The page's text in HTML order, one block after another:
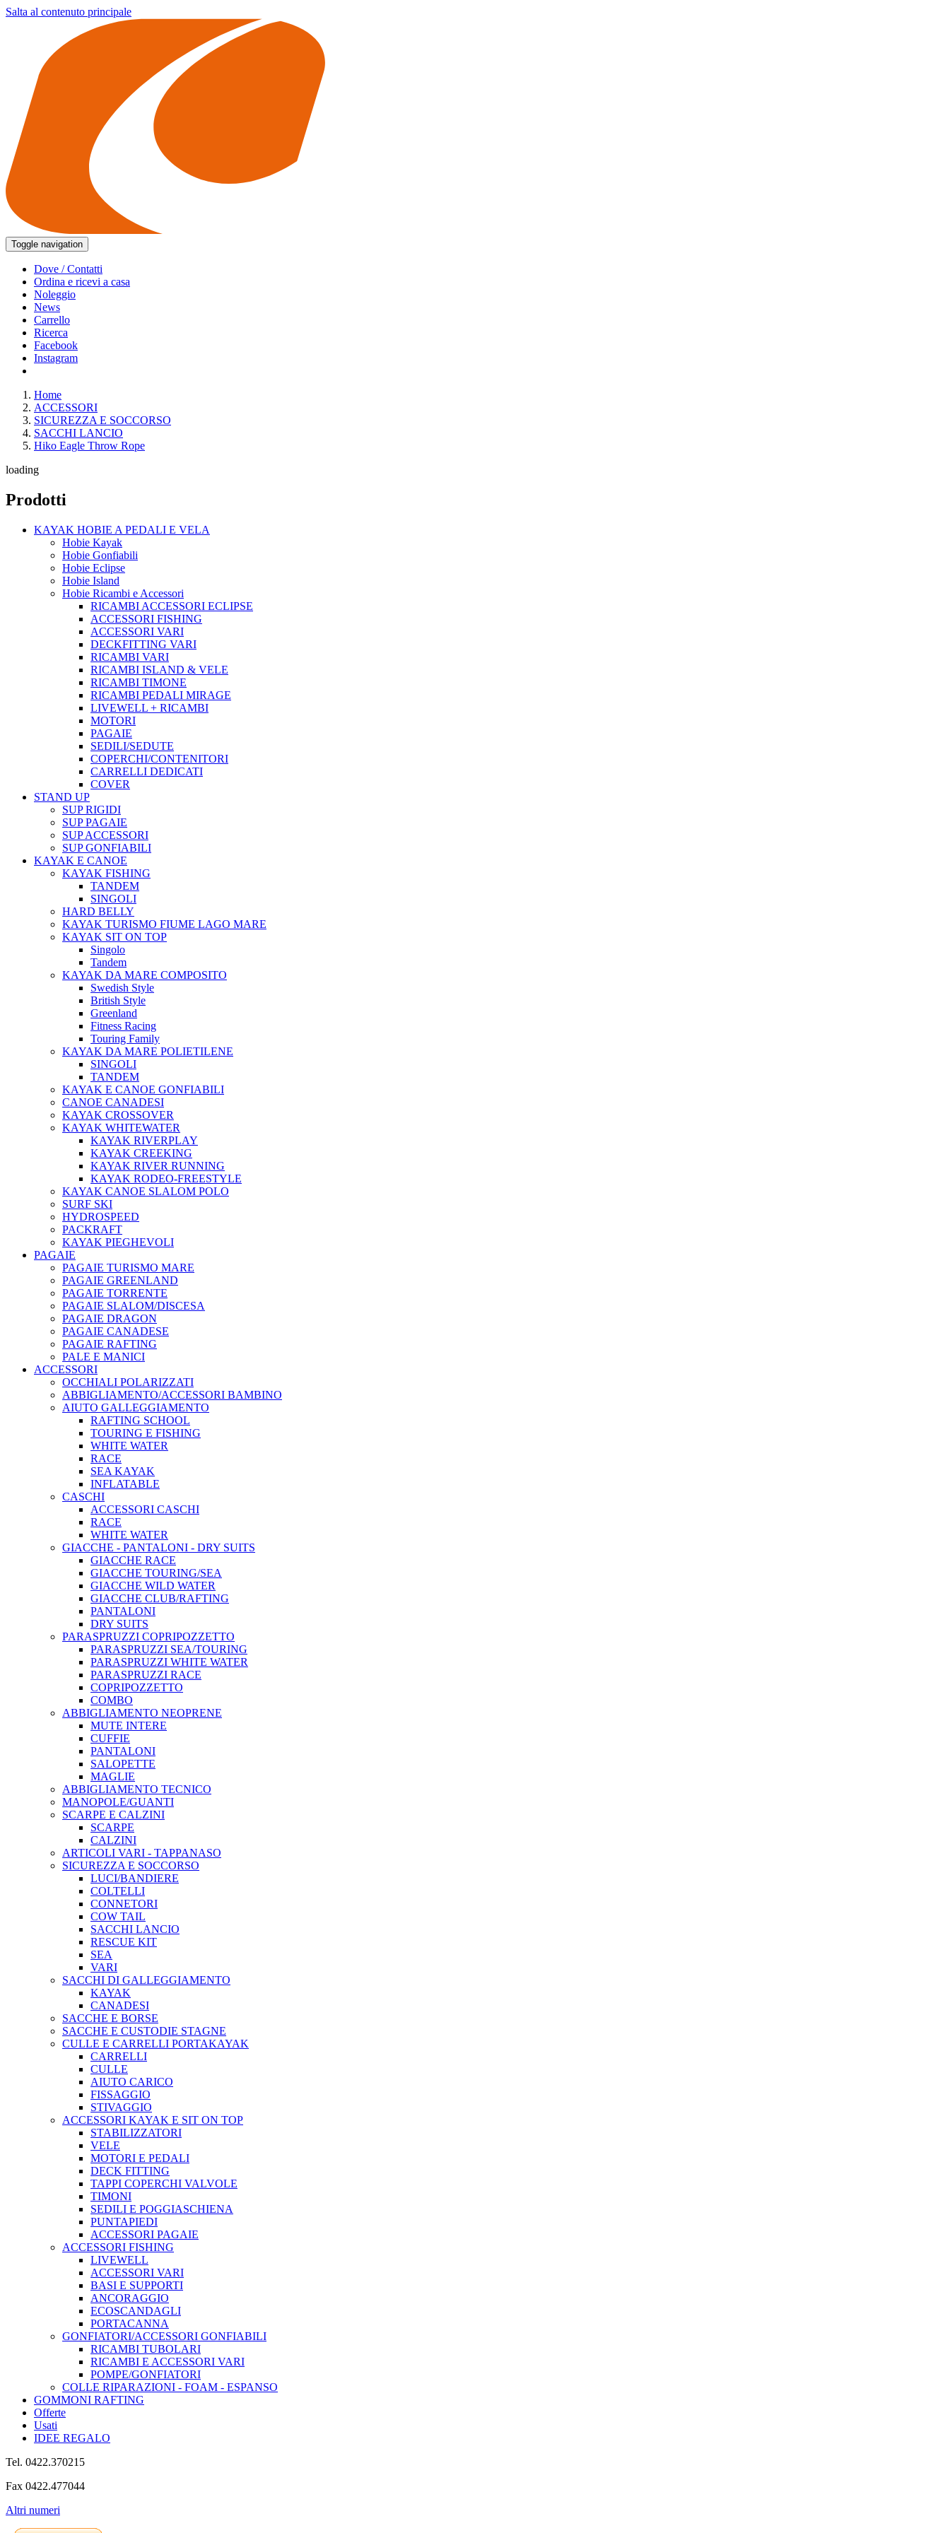
Salta al contenuto principale
Toggle navigation
Dove / Contatti
Ordina e ricevi a casa
Noleggio
News
Carrello
Ricerca
Facebook
Instagram
Home
ACCESSORI
SICUREZZA E SOCCORSO
SACCHI LANCIO
Hiko Eagle Throw Rope
loading
Prodotti
KAYAK HOBIE A PEDALI E VELA
Hobie Kayak
Hobie Gonfiabili
Hobie Eclipse
Hobie Island
Hobie Ricambi e Accessori
RICAMBI ACCESSORI ECLIPSE
ACCESSORI FISHING
ACCESSORI VARI
DECKFITTING VARI
RICAMBI VARI
RICAMBI ISLAND & VELE
RICAMBI TIMONE
RICAMBI PEDALI MIRAGE
LIVEWELL + RICAMBI
MOTORI
PAGAIE
SEDILI/SEDUTE
COPERCHI/CONTENITORI
CARRELLI DEDICATI
COVER
STAND UP
SUP RIGIDI
SUP PAGAIE
SUP ACCESSORI
SUP GONFIABILI
KAYAK E CANOE
KAYAK FISHING
TANDEM
SINGOLI
HARD BELLY
KAYAK TURISMO FIUME LAGO MARE
KAYAK SIT ON TOP
Singolo
Tandem
KAYAK DA MARE COMPOSITO
Swedish Style
British Style
Greenland
Fitness Racing
Touring Family
KAYAK DA MARE POLIETILENE
SINGOLI
TANDEM
KAYAK E CANOE GONFIABILI
CANOE CANADESI
KAYAK CROSSOVER
KAYAK WHITEWATER
KAYAK RIVERPLAY
KAYAK CREEKING
KAYAK RIVER RUNNING
KAYAK RODEO-FREESTYLE
KAYAK CANOE SLALOM POLO
SURF SKI
HYDROSPEED
PACKRAFT
KAYAK PIEGHEVOLI
PAGAIE
PAGAIE TURISMO MARE
PAGAIE GREENLAND
PAGAIE TORRENTE
PAGAIE SLALOM/DISCESA
PAGAIE DRAGON
PAGAIE CANADESE
PAGAIE RAFTING
PALE E MANICI
ACCESSORI
OCCHIALI POLARIZZATI
ABBIGLIAMENTO/ACCESSORI BAMBINO
AIUTO GALLEGGIAMENTO
RAFTING SCHOOL
TOURING E FISHING
WHITE WATER
RACE
SEA KAYAK
INFLATABLE
CASCHI
ACCESSORI CASCHI
RACE
WHITE WATER
GIACCHE - PANTALONI - DRY SUITS
GIACCHE RACE
GIACCHE TOURING/SEA
GIACCHE WILD WATER
GIACCHE CLUB/RAFTING
PANTALONI
DRY SUITS
PARASPRUZZI COPRIPOZZETTO
PARASPRUZZI SEA/TOURING
PARASPRUZZI WHITE WATER
PARASPRUZZI RACE
COPRIPOZZETTO
COMBO
ABBIGLIAMENTO NEOPRENE
MUTE INTERE
CUFFIE
PANTALONI
SALOPETTE
MAGLIE
ABBIGLIAMENTO TECNICO
MANOPOLE/GUANTI
SCARPE E CALZINI
SCARPE
CALZINI
ARTICOLI VARI - TAPPANASO
SICUREZZA E SOCCORSO
LUCI/BANDIERE
COLTELLI
CONNETORI
COW TAIL
SACCHI LANCIO
RESCUE KIT
SEA
VARI
SACCHI DI GALLEGGIAMENTO
KAYAK
CANADESI
SACCHE E BORSE
SACCHE E CUSTODIE STAGNE
CULLE E CARRELLI PORTAKAYAK
CARRELLI
CULLE
AIUTO CARICO
FISSAGGIO
STIVAGGIO
ACCESSORI KAYAK E SIT ON TOP
STABILIZZATORI
VELE
MOTORI E PEDALI
DECK FITTING
TAPPI COPERCHI VALVOLE
TIMONI
SEDILI E POGGIASCHIENA
PUNTAPIEDI
ACCESSORI PAGAIE
ACCESSORI FISHING
LIVEWELL
ACCESSORI VARI
BASI E SUPPORTI
ANCORAGGIO
ECOSCANDAGLI
PORTACANNA
GONFIATORI/ACCESSORI GONFIABILI
RICAMBI TUBOLARI
RICAMBI E ACCESSORI VARI
POMPE/GONFIATORI
COLLE RIPARAZIONI - FOAM - ESPANSO
GOMMONI RAFTING
Offerte
Usati
IDEE REGALO
Tel. 0422.370215
Fax 0422.477044
Altri numeri